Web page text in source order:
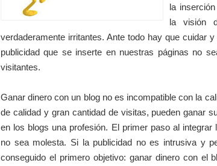
la
la visión
verdaderamente irritantes. Ante todo hay que cuidar
publicidad que se inserte en nuestras páginas no
visitantes.
Ganar dinero con un blog no es incompatible con la
de calidad y gran cantidad de visitas, pueden ganar
en los blogs una profesión. El primer paso al
no sea molesta. Si la publicidad no es intrusiva y
conseguido el primero objetivo: ganar dinero con el